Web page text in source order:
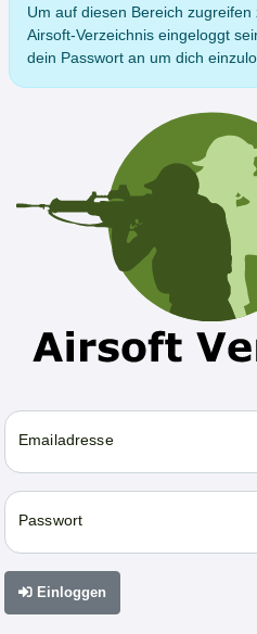
Um auf diesen Bereich
Airsoft-Verzeichnis eingeloggt
dein Passwort an um dich
Emailadresse
Passwort
Einloggen